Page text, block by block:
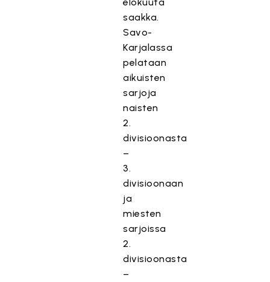
saakka.
Savo-
Karjalassa
pelataan
aikuisten
sarjoja
naisten
2.
divisioonasta
–
3.
divisioonaan
ja
miesten
sarjoissa
2.
divisioonasta
–